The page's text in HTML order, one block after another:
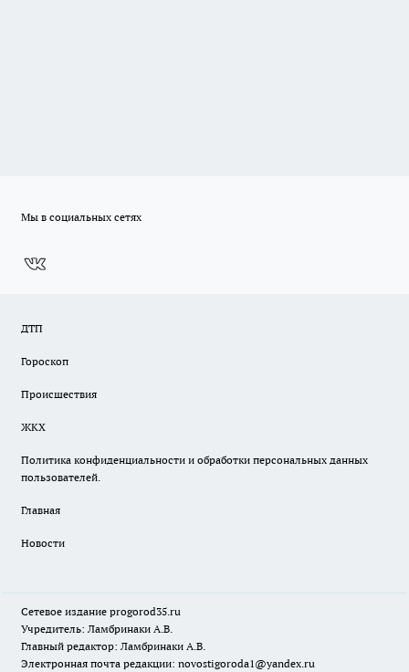
Мы в социальных сетях
ДТП
Гороскоп
Происшествия
ЖКХ
Политика конфиденциальности и обработки персональных данных
пользователей.
Главная
Новости
Сетевое издание progorod35.ru
Учредитель: Ламбринаки А.В.
Главный редактор: Ламбринаки А.В.
Электронная почта редакции: novostigoroda1@yandex.ru